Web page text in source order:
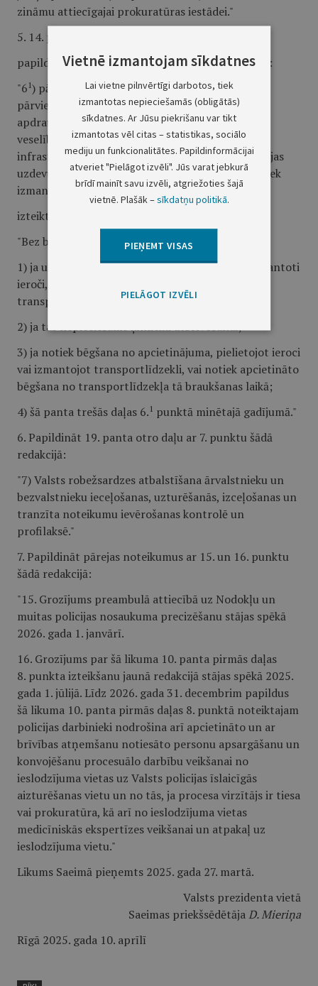
zināmu attiecīgajai prokuratūras iestādei."
5. 14. pantā:
papildināt trešo daļu ar 6.1punktu šādā redakcijā:
"6 1) pārtrauktu attālināti vadāmas ierīces
pārvietošanos gaisā, ūdenī vai uz sauszemes, ja tā
apdraud sabiedrības drošību, personu dzīvību vai
veselību, apsargājamo objektu vai kritiskās
infrastruktūras drošību, apdraud vai traucē policijas
uzdevumu izpildi vai ja ir pamats uzskatīt, ka tā tiek
izmantota noziedzīga nodarījuma izdarīšanā;";
izteikt sesto daļu šādā redakcijā:
"Bez brīdinājuma šaujamieroci var pielietot:
1) ja uzbrukums ir pēkšņs vai uzbrukumā tiek izmantoti
ieroči, kaujas tehnika, jebkuru veidu mehāniskie
transportlīdzekļi;
2) ja tas nepieciešams ķīlnieku atbrīvošanai;
3) ja notiek bēgšana no apcietinājuma, pielietojot ieroci
vai izmantojot transportlīdzekli, vai notiek apcietināto
bēgšana no transportlīdzekļa tā braukšanas laikā;
4) šā panta trešās daļas 6. 1 punktā minētajā gadījumā."
6. Papildināt 19. panta otro daļu ar 7. punktu šādā
redakcijā:
"7) Valsts robežsardzes atbalstīšana ārvalstnieku un
bezvalstnieku ieceļošanas, uzturēšanās, izceļošanas un
tranzīta noteikumu ievērošanas kontrolē un
profilaksē."
7. Papildināt pārejas noteikumus ar 15. un 16. punktu
šādā redakcijā:
"15. Grozījums preambulā attiecībā uz Nodokļu un
muitas policijas nosaukuma precizēšanu stājas spēkā
2026. gada 1. janvārī.
16. Grozījums par šā likuma 10. panta pirmās daļas
8. punkta izteikšanu jaunā redakcijā stājas spēkā 2025.
gada 1. jūlijā. Līdz 2026. gada 31. decembrim papildus
šā likuma 10. panta pirmās daļas 8. punktā noteiktajam
policijas darbinieki nodrošina arī apcietināto un ar
brīvības atņemšanu notiesāto personu apsargāšanu un
konvojēšanu procesuālo darbību veikšanai no
ieslodzījuma vietas uz Valsts policijas īslaicīgās
aizturēšanas vietu un no tās, ja procesa virzītājs ir tiesa
vai prokuratūra, kā arī no ieslodzījuma vietas
medicīniskās ekspertīzes veikšanai un atpakaļ uz
ieslodzījuma vietu."
Likums Saeimā pieņemts 2025. gada 27. martā.
Valsts prezidenta vietā
Saeimas priekšsēdētājaD. Mieriņa
Rīgā 2025. gada 10. aprīlī
Vietnē izmantojam sīkdatnes
Lai vietne pilnvērtīgi darbotos, tiek
izmantotas nepieciešamās (obligātās)
sīkdatnes. Ar Jūsu piekrišanu var tikt
izmantotas vēl citas – statistikas, sociālo
mediju un funkcionalitātes. Papildinformācijai
atveriet "Pielāgot izvēli". Jūs varat jebkurā
brīdī mainīt savu izvēli, atgriežoties šajā
vietnē. Plašāk –sīkdatņu politikā.
PIEŅEMT VISAS
PIELĀGOT IZVĒLI